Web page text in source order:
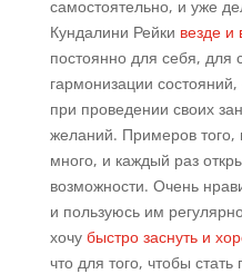
самостоятельно, и уже
Кундалини Рейки везде и
постоянно для себя, для
гармонизации
при проведении своих
желаний. Примеров того,
много, и каждый раз
возможности. Очень
и пользуюсь им
хочу быстро заснуть и
что для того, чтобы